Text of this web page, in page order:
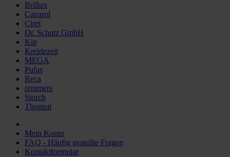
Brillux
Caparol
Ciret
Dr. Schutz GmbH
Kip
Kreidezeit
MEGA
Pufas
Reca
remmers
Storch
Thomsit
Mein Konto
FAQ - Häufig gestellte Fragen
Kontaktformular